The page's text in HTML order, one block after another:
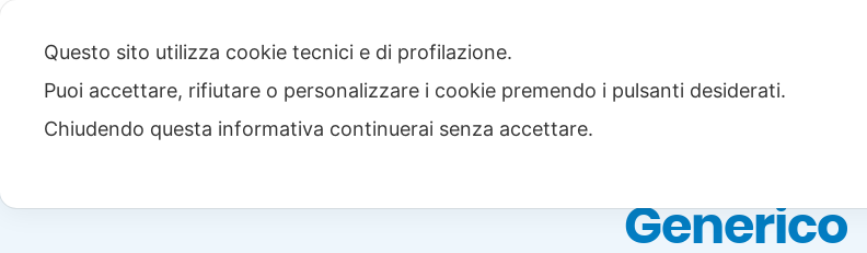
Generico
Questo sito utilizza cookie tecnici e di profilazione.
Puoi accettare, rifiutare o personalizzare i cookie premendo i pulsanti desiderati.
Chiudendo questa informativa continuerai senza accettare.